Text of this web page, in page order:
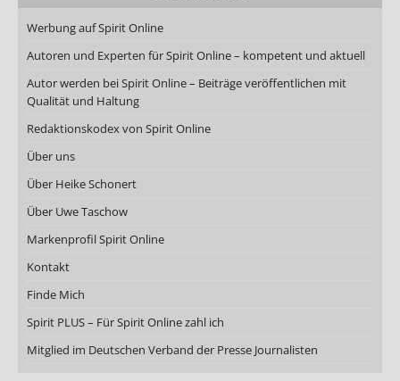
Werbung auf Spirit Online
Autoren und Experten für Spirit Online – kompetent und aktuell
Autor werden bei Spirit Online – Beiträge veröffentlichen mit
Qualität und Haltung
Redaktionskodex von Spirit Online
Über uns
Über Heike Schonert
Über Uwe Taschow
Markenprofil Spirit Online
Kontakt
Finde Mich
Spirit PLUS – Für Spirit Online zahl ich
Mitglied im Deutschen Verband der Presse Journalisten